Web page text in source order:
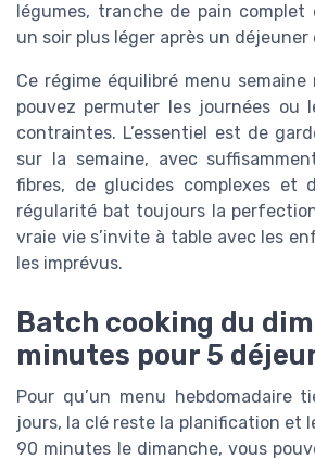
légumes, tranche de pain
un soir plus léger après un déjeuner
Ce régime équilibré menu
pouvez permuter les journées ou
contraintes. L’essentiel est de
sur la semaine, avec
fibres, de glucides complexes et
régularité bat toujours la
vraie vie s’invite à table avec les
les imprévus.
Batch cooking du
minutes pour 5
Pour qu’un menu hebdomadaire
jours, la clé reste la planification et
90 minutes le dimanche, vous